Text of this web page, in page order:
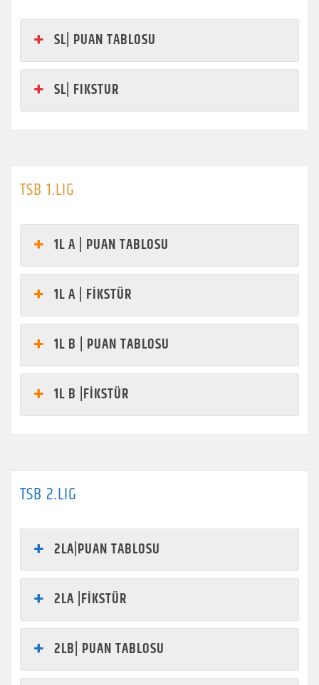
SL| PUAN TABLOSU
SL| FIKSTUR
TSB 1.LIG
1L A | PUAN TABLOSU
1L A | FİKSTÜR
1L B | PUAN TABLOSU
1L B |FİKSTÜR
TSB 2.LIG
2LA|PUAN TABLOSU
2LA |FİKSTÜR
2LB| PUAN TABLOSU